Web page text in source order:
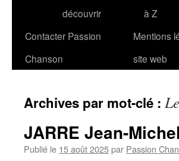
découvrir
à Z
Contacter Passion
Chanson
Mentions
site web
Archives par mot-clé :
JARRE Jean-Michel
Publié le 15 août 2025par Passion